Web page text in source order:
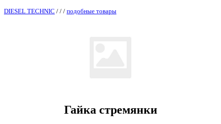
DIESEL TECHNIC / / / подобные товары
Гайка стремянки